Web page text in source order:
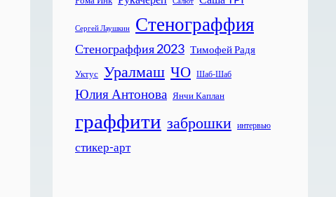
Сергей Лаушкин Стенограффия
Стенограффия 2023 Тимофей Радя
Уктус Уралмаш ЧО Шаб-Шаб
Юлия Антонова Янчи Каплан
граффити заброшки интервью
стикер-арт